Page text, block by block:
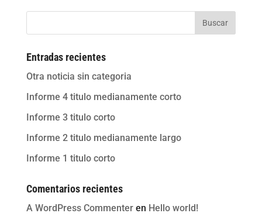
Buscar
Entradas recientes
Otra noticia sin categoria
Informe 4 titulo medianamente corto
Informe 3 titulo corto
Informe 2 titulo medianamente largo
Informe 1 titulo corto
Comentarios recientes
A WordPress Commenteren Hello world!